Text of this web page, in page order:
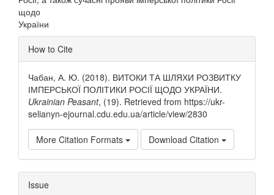
щодо
України
Article
Details
How to Cite
Чабан, А. Ю. (2018). ВИТОКИ ТА ШЛЯХИ РОЗВИТКУ
ІМПЕРСЬКОЇ ПОЛІТИКИ РОСІЇ ЩОДО УКРАЇНИ.
Ukrainian Peasant, (19). Retrieved from https://ukr-
selianyn-ejournal.cdu.edu.ua/article/view/2830
More Citation Formats Download Citation
Issue